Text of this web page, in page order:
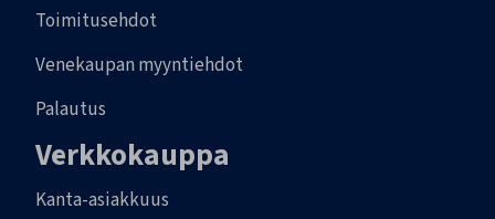
Toimitusehdot
Venekaupan myyntiehdot
Palautus
Verkkokauppa
Kanta-asiakkuus